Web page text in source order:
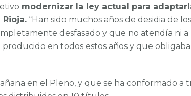
modernizar la ley actual para
“Han sido muchos años de desidia de
desfasado y que no atendía ni a
en todos estos años y que
en el Pleno, y que se ha conformado a